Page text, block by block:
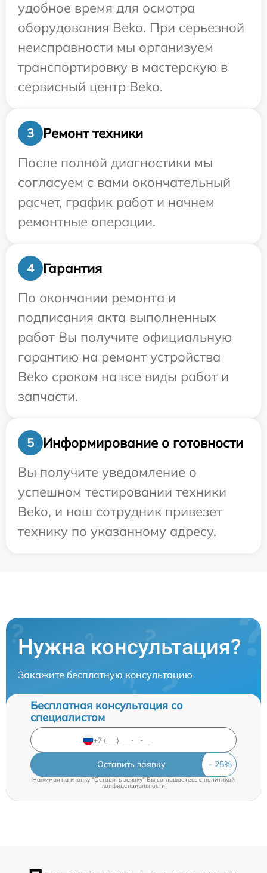
удобное время для осмотра
оборудования Beko. При серьезной
неисправности мы организуем
транспортировку в мастерскую в
сервисный центр Beko.
3
Ремонт техники
После полной диагностики мы
согласуем с вами окончательный
расчет, график работ и начнем
ремонтные операции.
4
Гарантия
По окончании ремонта и
подписания акта выполненных
работ Вы получите официальную
гарантию на ремонт устройства
Beko сроком на все виды работ и
запчасти.
5
Информирование о готовности
Вы получите уведомление о
успешном тестировании техники
Beko, и наш сотрудник привезет
технику по указанному адресу.
Нужна консультация?
Закажите бесплатную консультацию
Бесплатная консультация со
специалистом
Оставить заявку
Нажимая на кнопку "Оставить заявку" Вы соглашаетесь cполитикой
конфиденциальности